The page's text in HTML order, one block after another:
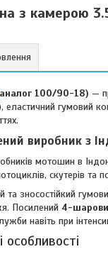
з камерою
100/90-18) —
, еластичний гумовий
виробник з
мотошин в
скутерів
та зносостійкий
Посилений 4-
навіть при
особливості